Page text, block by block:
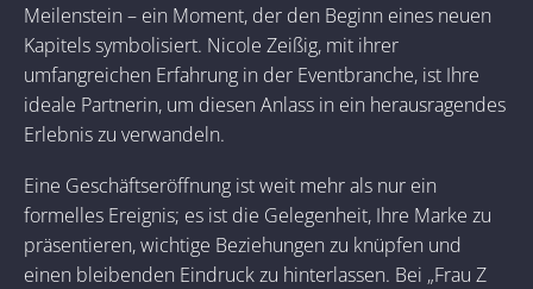
Meilenstein – ein Moment, der den Beginn eines neuen
Kapitels symbolisiert. Nicole Zeißig, mit ihrer
umfangreichen Erfahrung in der Eventbranche, ist Ihre
ideale Partnerin, um diesen Anlass in ein herausragendes
Erlebnis zu verwandeln.
Eine Geschäftseröffnung ist weit mehr als nur ein
formelles Ereignis; es ist die Gelegenheit, Ihre Marke zu
präsentieren, wichtige Beziehungen zu knüpfen und
einen bleibenden Eindruck zu hinterlassen. Bei „Frau Z